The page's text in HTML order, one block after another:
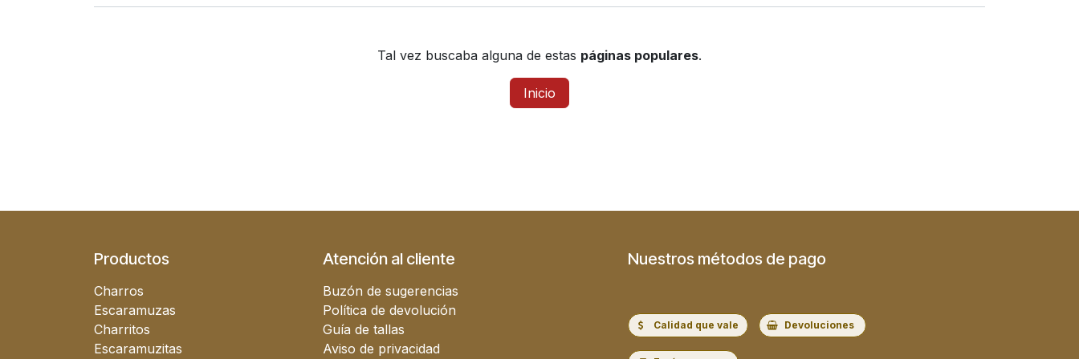
Tal vez buscaba alguna de estas páginas populares.
Inicio
Productos
Charros
Escaramuzas
Charritos
Escaramuzitas
Atención al cliente
Buzón de sugerencias
Política de devolución
Guía de tallas
Aviso de privacidad
Nuestros métodos de pago
Calidad que vale Devoluciones